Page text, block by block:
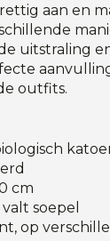
aan en
uitstraling
outfits.
cm
soepel
op